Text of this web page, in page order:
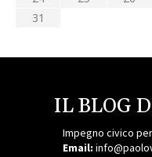
31
IL BLOG
Impegno civico
Email: